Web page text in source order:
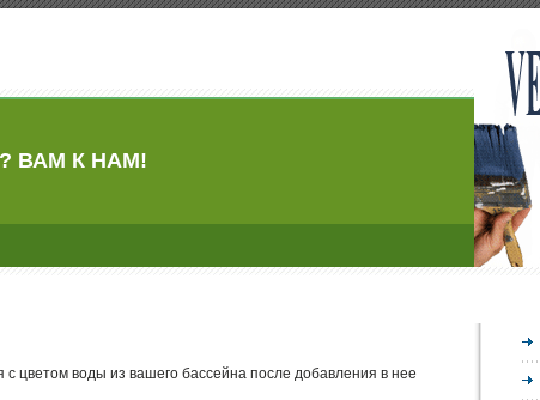
ВАМ К НАМ!
цветом воды из вашего бассейна после добавления в нее